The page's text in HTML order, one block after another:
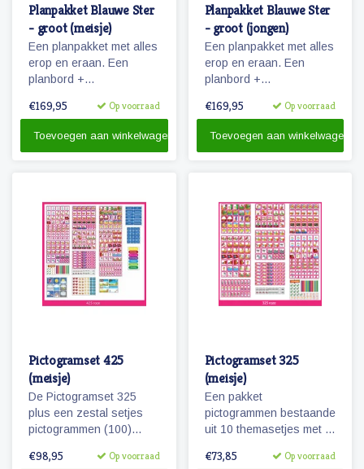
Planpakket Blauwe Ster
- groot (meisje)
Een planpakket met alles
erop en eraan. Een
planbord +
reinigingsmateriaal.
€169,95 Op voorraad
Toevoegen aan winkelwagen
Planpakket Blauwe Ster
- groot (jongen)
Een planpakket met alles
erop en eraan. Een
planbord +
reinigingsmateriaal.
€169,95 Op voorraad
Toevoegen aan winkelwagen
Pictogramset 425
(meisje)
De Pictogramset 325
plus een zestal setjes
pictogrammen (100)
maanden, dagen van de
€98,95 Op voorraad
Pictogramset 325
(meisje)
Een pakket
pictogrammen bestaande
uit 10 themasetjes met in
voor een volledige
€73,85 Op voorraad